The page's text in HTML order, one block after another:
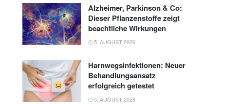
Alzheimer, Parkinson & Co:
Dieser Pflanzenstoffe zeigt
beachtliche Wirkungen
5. AUGUST 2026
Harnwegsinfektionen: Neuer
Behandlungsansatz
erfolgreich getestet
5. AUGUST 2026